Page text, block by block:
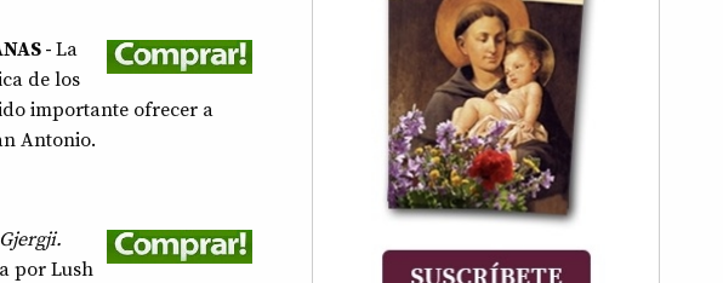
- La
de los
importante ofrecer a
Antonio.
por Lush